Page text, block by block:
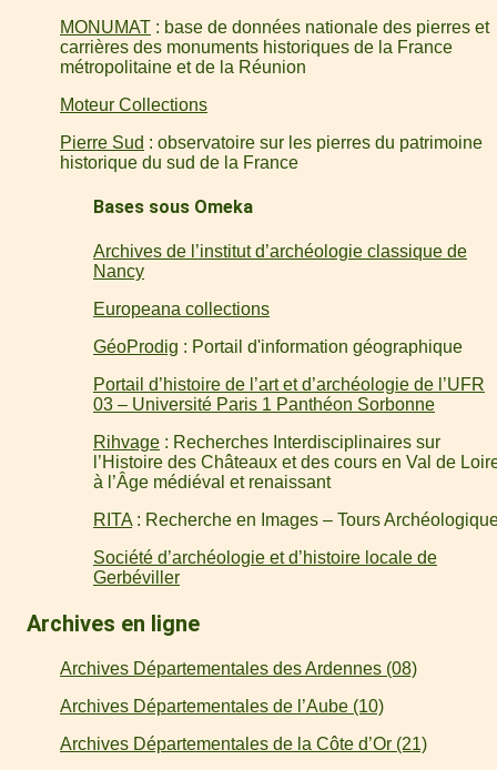
MONUMAT : base de données nationale des pierres et
carrières des monuments historiques de la France
métropolitaine et de la Réunion
Moteur Collections
Pierre Sud : observatoire sur les pierres du patrimoine
historique du sud de la France
Bases sous Omeka
Archives de l’institut d’archéologie classique de
Nancy
Europeana collections
GéoProdig : Portail d'information géographique
Portail d’histoire de l’art et d’archéologie de l’UFR
03 – Université Paris 1 Panthéon Sorbonne
Rihvage : Recherches Interdisciplinaires sur
l’Histoire des Châteaux et des cours en Val de
à l’Âge médiéval et renaissant
RITA : Recherche en Images – Tours
Société d’archéologie et d’histoire locale de
Gerbéviller
Archives en ligne
Archives Départementales des Ardennes (08)
Archives Départementales de l’Aube (10)
Archives Départementales de la Côte d’Or (21)